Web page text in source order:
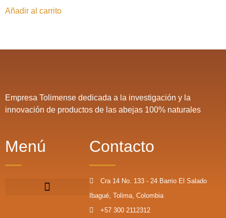
Añadir al carrito
Empresa Tolimense dedicada a la investigación y la
innovación de productos de las abejas 100% naturales
Menú Contacto
Cra 14 No. 133 - 24 Barrio El Salado
Ibagué, Tolima, Colombia
+57 300 2112312